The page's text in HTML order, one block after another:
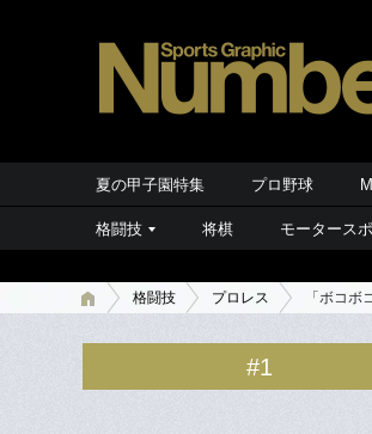
夏の甲子園特集 プロ野球
格闘技 将棋 モータース
格闘技 プロレス 「ボコ
#1